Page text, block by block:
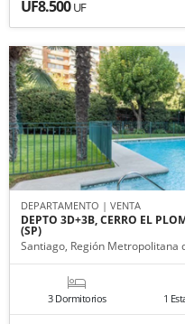
UF8.500UF
DEPARTAMENTO | VENTA
DEPTO 3D+3B, CERRO EL
(SP)
Santiago, Región Metropolitana
3 Dormitorios 1